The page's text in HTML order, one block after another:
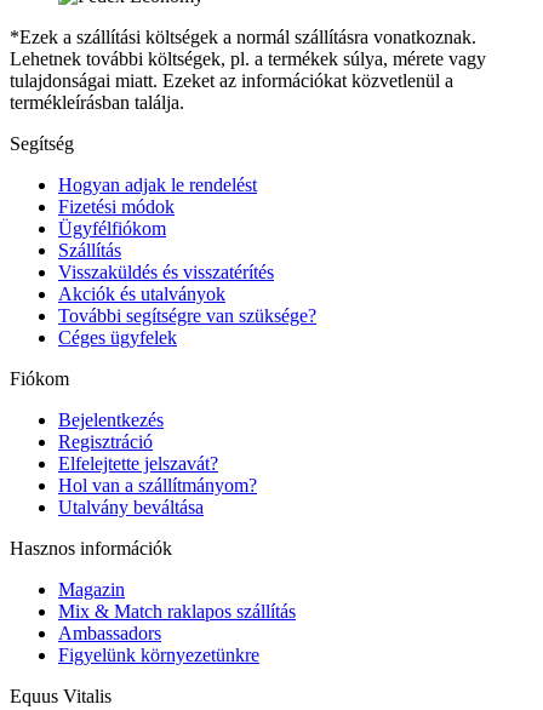
*Ezek a szállítási költségek a normál szállításra vonatkoznak.
Lehetnek további költségek, pl. a termékek súlya, mérete vagy
tulajdonságai miatt. Ezeket az információkat közvetlenül a
termékleírásban találja.
Segítség
Hogyan adjak le rendelést
Fizetési módok
Ügyfélfiókom
Szállítás
Visszaküldés és visszatérítés
Akciók és utalványok
További segítségre van szüksége?
Céges ügyfelek
Fiókom
Bejelentkezés
Regisztráció
Elfelejtette jelszavát?
Hol van a szállítmányom?
Utalvány beváltása
Hasznos információk
Magazin
Mix & Match raklapos szállítás
Ambassadors
Figyelünk környezetünkre
Equus Vitalis